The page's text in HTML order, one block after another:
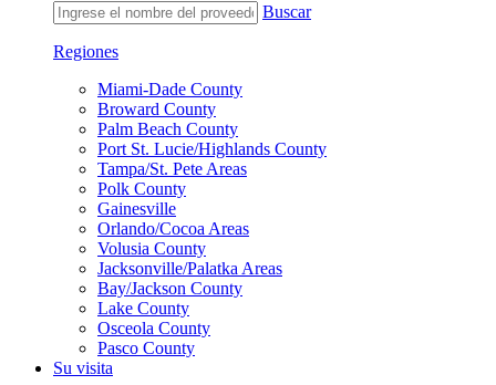
Buscar
Regiones
Miami-Dade County
Broward County
Palm Beach County
Port St. Lucie/Highlands County
Tampa/St. Pete Areas
Polk County
Gainesville
Orlando/Cocoa Areas
Volusia County
Jacksonville/Palatka Areas
Bay/Jackson County
Lake County
Osceola County
Pasco County
Su visita